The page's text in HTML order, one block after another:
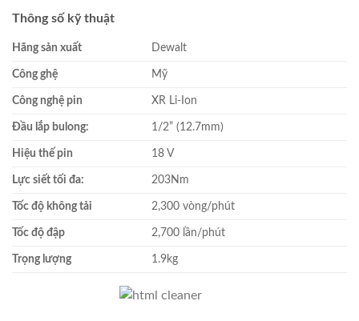
Thông số kỹ thuật
Hãng sản xuất Dewalt
Công ghệ Mỹ
Công nghệ pin XR Li-Ion
Đầu lắp bulong: 1/2” (12.7mm)
Hiệu thế pin 18 V
Lực siết tối đa: 203Nm
Tốc độ không tải 2,300 vòng/phút
Tốc độ đập 2,700 lần/phút
Trọng lượng 1.9kg